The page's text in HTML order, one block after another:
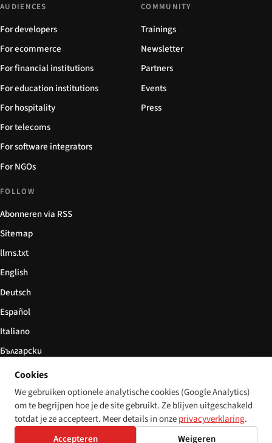
AUDIENCES
For developers
For ecommerce
For financial institutions
For education institutions
For hospitality
For telecoms
For software integrators
For NGOs
COMMUNITY
Trainings
Newsletter
Partners
Events
Press
FOLLOW
Abonneren via RSS
Sitemap
llms.txt
English
Deutsch
Español
Italiano
Български
简体中文
© 2026 Disability World. Alle rechten voorbehouden. Cookie settings
DeutschEspañolItaliano 简体中文PolskiFrançais
Cookies
We gebruiken optionele analytische cookies (Google Analytics)
om te begrijpen hoe je de site gebruikt. Ze blijven uitgeschakeld
totdat je ze accepteert. Meer details in onzeprivacyverklaring.
Accepteren
Weigeren